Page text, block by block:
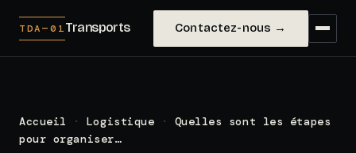
TDA—01Transports Contactez-nous →
Accueil · Logistique ·
Quelles sont les étapes
pour organiser…